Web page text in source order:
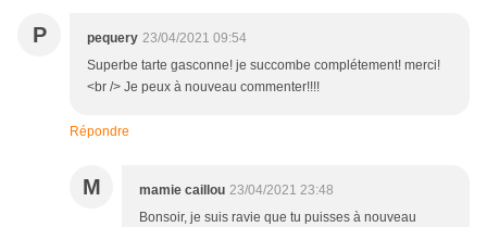
P pequery 23/04/2021 09:54
Superbe tarte gasconne! je succombe complétement! merci!
<br /> Je peux à nouveau commenter!!!!
Répondre
M mamie caillou 23/04/2021 23:48
Bonsoir, je suis ravie que tu puisses à nouveau